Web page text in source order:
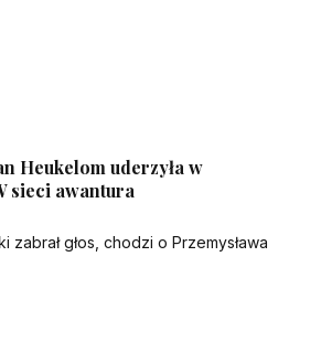
Heukelom uderzyła w
sieci awantura